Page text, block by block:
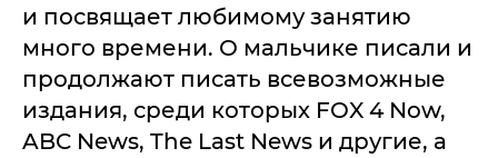
и посвящает любимому занятию
много времени. О мальчике писали и
продолжают писать всевозможные
издания, среди которых FOX 4 Now,
ABC News, The Last News и другие, а